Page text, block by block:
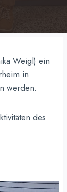
Weigl) ein
in
werden.
des